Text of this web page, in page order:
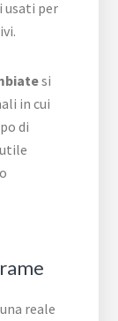
usati per
si
in cui
di
reale